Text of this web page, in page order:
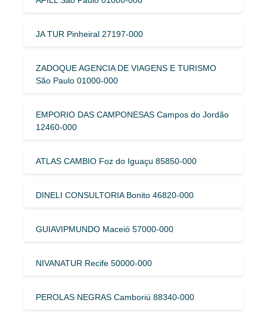
JA TUR Pinheiral 27197-000
ZADOQUE AGENCIA DE VIAGENS E TURISMO
São Paulo 01000-000
EMPORIO DAS CAMPONESAS Campos do Jordão
12460-000
ATLAS CAMBIO Foz do Iguaçu 85850-000
DINELI CONSULTORIA Bonito 46820-000
GUIAVIPMUNDO Maceió 57000-000
NIVANATUR Recife 50000-000
PEROLAS NEGRAS Camboriú 88340-000